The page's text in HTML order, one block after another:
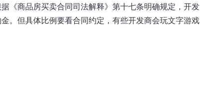
《商品房买卖合同司法解释》第十七条明确规定，开发
。但具体比例要看合同约定，有些开发商会玩文字游戏